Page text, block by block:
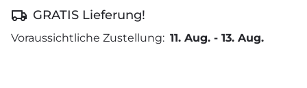
GRATIS Lieferung!
Voraussichtliche Zustellung: 11. Aug. - 13. Aug.